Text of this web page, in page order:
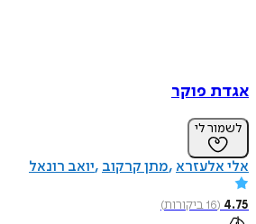
אגדת פוקר
לשמור לי
אלי אלעזרא מתן קרקוב יואב רונאל
4.75
(
16ביקורות)